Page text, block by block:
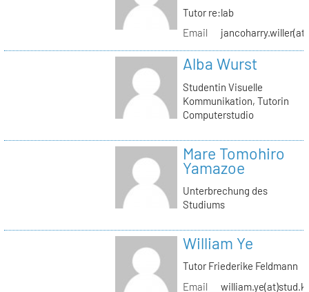
Tutor re:lab
Email
Alba Wurst
Studentin Visuelle
Kommunikation, Tutorin
Computerstudio
Mare Tomohiro
Yamazoe
Unterbrechung des
Studiums
William Ye
Tutor Friederike Feldmann
Email